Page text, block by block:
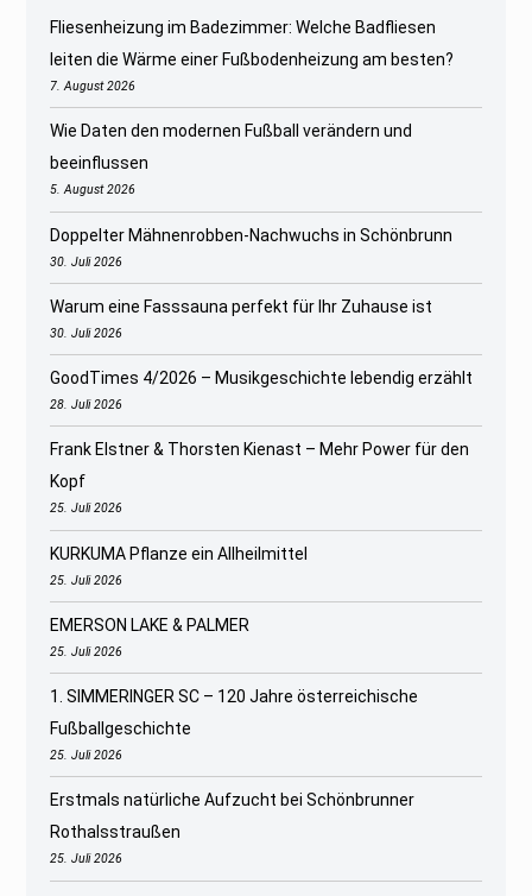
Fliesenheizung im Badezimmer: Welche Badfliesen
leiten die Wärme einer Fußbodenheizung am besten?
7. August 2026
Wie Daten den modernen Fußball verändern und
beeinflussen
5. August 2026
Doppelter Mähnenrobben-Nachwuchs in Schönbrunn
30. Juli 2026
Warum eine Fasssauna perfekt für Ihr Zuhause ist
30. Juli 2026
GoodTimes 4/2026 – Musikgeschichte lebendig erzählt
28. Juli 2026
Frank Elstner & Thorsten Kienast – Mehr Power für den
Kopf
25. Juli 2026
KURKUMA Pflanze ein Allheilmittel
25. Juli 2026
EMERSON LAKE & PALMER
25. Juli 2026
1. SIMMERINGER SC – 120 Jahre österreichische
Fußballgeschichte
25. Juli 2026
Erstmals natürliche Aufzucht bei Schönbrunner
Rothalsstraußen
25. Juli 2026